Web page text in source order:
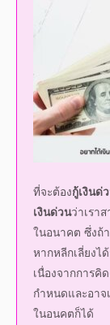
กู้เงินด่
ในอนาคต ซึ่งถ้
หากหลีกเลี่ยงไ
เนื่องจากการคิ
กำหนดและอาจ
ในอนคตก็ได้
กู้เงินด่วน